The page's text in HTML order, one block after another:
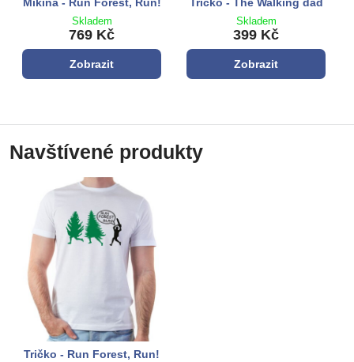
Mikina - Run Forest, Run!
Skladem
769 Kč
Zobrazit
Tričko - The Walking dad
Skladem
399 Kč
Zobrazit
Navštívené produkty
Tričko - Run Forest, Run!